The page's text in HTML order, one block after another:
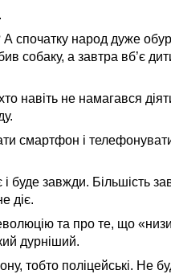
.
А спочатку народ дуже
собаку, а завтра вб’є
навіть не намагався
смартфон і
буде завжди. Більшість
діє.
та про те, що
дурніший.
тобто поліцейські. Не